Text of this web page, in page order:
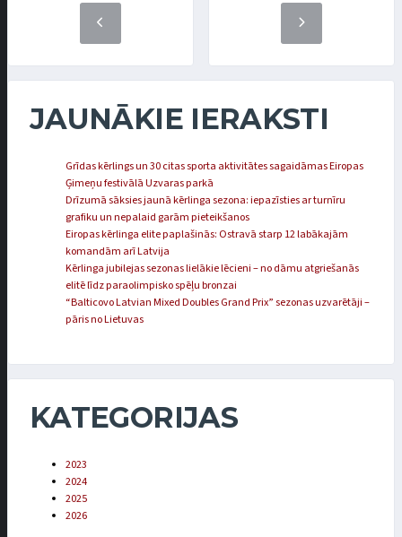
JAUNĀKIE IERAKSTI
Grīdas kērlings un 30 citas sporta aktivitātes sagaidāmas Eiropas
Ģimeņu festivālā Uzvaras parkā
Drīzumā sāksies jaunā kērlinga sezona: iepazīsties ar turnīru
grafiku un nepalaid garām pieteikšanos
Eiropas kērlinga elite paplašinās: Ostravā starp 12 labākajām
komandām arī Latvija
Kērlinga jubilejas sezonas lielākie lēcieni – no dāmu atgriešanās
elitē līdz paraolimpisko spēļu bronzai
“Balticovo Latvian Mixed Doubles Grand Prix” sezonas uzvarētāji –
pāris no Lietuvas
KATEGORIJAS
2023
2024
2025
2026